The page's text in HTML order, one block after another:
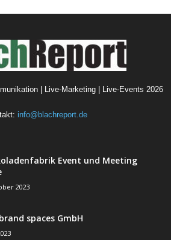
| Live-Marketing | Live-Events 2026
info@blachreport.de
Event und Meeting
2023
spaces GmbH